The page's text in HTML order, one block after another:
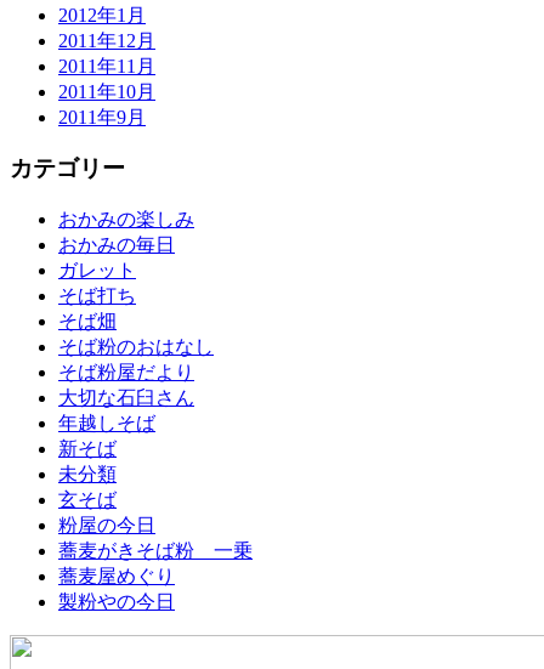
2012年1月
2011年12月
2011年11月
2011年10月
2011年9月
カテゴリー
おかみの楽しみ
おかみの毎日
ガレット
そば打ち
そば畑
そば粉のおはなし
そば粉屋だより
大切な石臼さん
年越しそば
新そば
未分類
玄そば
粉屋の今日
蕎麦がきそば粉 一乗
蕎麦屋めぐり
製粉やの今日